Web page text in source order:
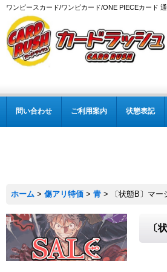
ワンピースカード/ワンピカード/ONE PIECEカード
問い合わせ ご利用案内 状態表記
ホーム > 傷アリ特価 > 青 > 〔状態B〕マ
〔